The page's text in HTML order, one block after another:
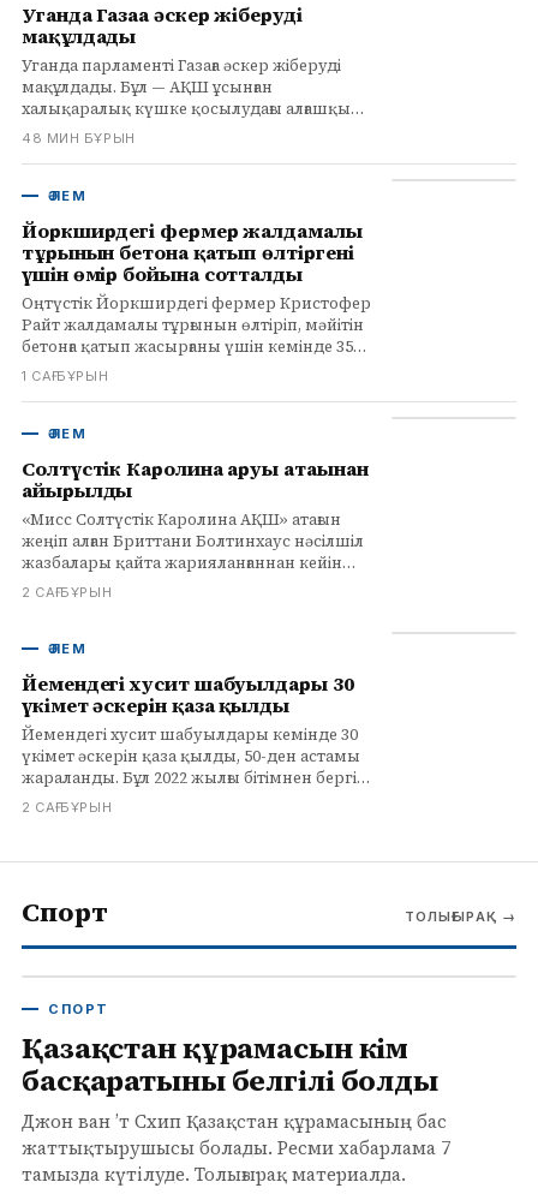
Уганда Газаға әскер жіберуді
мақұлдады
Уганда парламенті Газаға әскер жіберуді
мақұлдады. Бұл — АҚШ ұсынған
халықаралық күшке қосылудағы алғашқы
қадам. Трамптың Бейбітшілік кеңесінің
48 МИН БҰРЫН
ӘЛЕМ
Йоркширдегі фермер жалдамалы
тұрғынын бетонға қатып өлтіргені
үшін өмір бойына сотталды
Оңтүстік Йоркширдегі фермер Кристофер
Райт жалдамалы тұрғынын өлтіріп, мәйітін
бетонға қатып жасырғаны үшін кемінде 35
жылға сотталды.
1 САҒ БҰРЫН
ӘЛЕМ
Солтүстік Каролина аруы атағынан
айырылды
«Мисс Солтүстік Каролина АҚШ» атағын
жеңіп алған Бриттани Болтинхаус нәсілшіл
жазбалары қайта жарияланғаннан кейін
атағынан айырылды. Бірінші вице-мисс
2 САҒ БҰРЫН
ӘЛЕМ
Йемендегі хусит шабуылдары 30
үкімет әскерін қаза қылды
Йемендегі хусит шабуылдары кемінде 30
үкімет әскерін қаза қылды, 50-ден астамы
жараланды. Бұл 2022 жылғы бітімнен бергі
ең ірі эскалация.
2 САҒ БҰРЫН
Спорт ТОЛЫҒЫРАҚ →
СПОРТ
Қазақстан құрамасын кім
басқаратыны белгілі болды
Джон ван ’т Схип Қазақстан құрамасының бас
жаттықтырушысы болады. Ресми хабарлама 7
тамызда күтілуде. Толығырақ материалда.